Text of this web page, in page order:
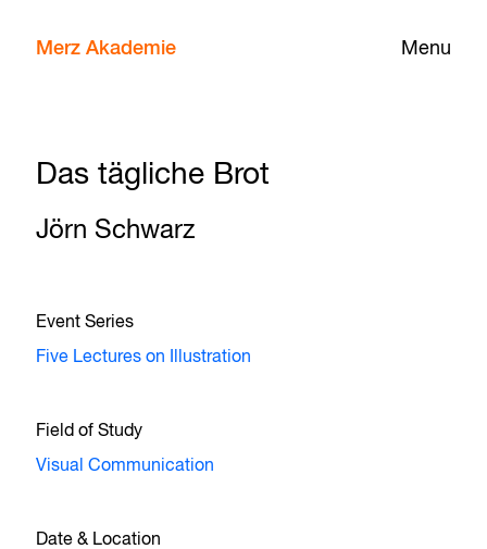
Menu
Merz Akademie
Das tägliche Brot
Jörn Schwarz
Event Series
Five Lectures on Illustration
Field of Study
Visual Communication
Date & Location